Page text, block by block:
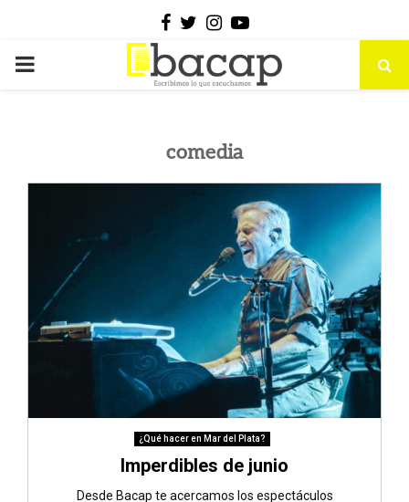
Facebook
Twitter
Instagram
Youtube
PRIMARY
comedia
¿Qué hacer en Mar del Plata?
Imperdibles de junio
Desde Bacap te acercamos los espectáculos